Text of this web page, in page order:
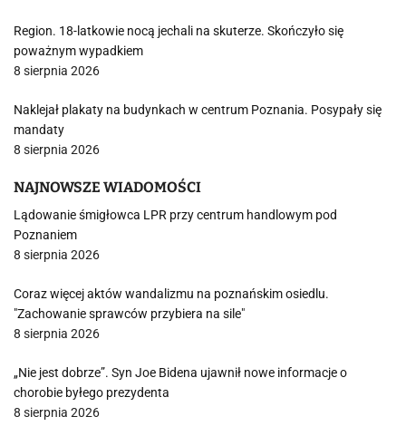
Region. 18-latkowie nocą jechali na skuterze. Skończyło się
poważnym wypadkiem
8 sierpnia 2026
Naklejał plakaty na budynkach w centrum Poznania. Posypały się
mandaty
8 sierpnia 2026
NAJNOWSZE WIADOMOŚCI
Lądowanie śmigłowca LPR przy centrum handlowym pod
Poznaniem
8 sierpnia 2026
Coraz więcej aktów wandalizmu na poznańskim osiedlu.
"Zachowanie sprawców przybiera na sile"
8 sierpnia 2026
„Nie jest dobrze”. Syn Joe Bidena ujawnił nowe informacje o
chorobie byłego prezydenta
8 sierpnia 2026